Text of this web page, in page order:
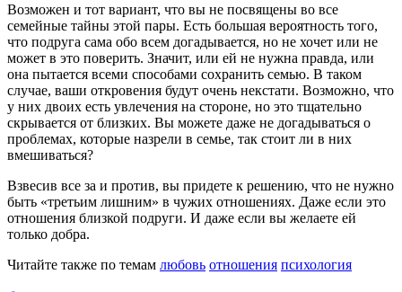
Возможен и тот вариант, что вы не посвящены во все
семейные тайны этой пары. Есть большая вероятность того,
что подруга сама обо всем догадывается, но не хочет или не
может в это поверить. Значит, или ей не нужна правда, или
она пытается всеми способами сохранить семью. В таком
случае, ваши откровения будут очень некстати. Возможно, что
у них двоих есть увлечения на стороне, но это тщательно
скрывается от близких. Вы можете даже не догадываться о
проблемах, которые назрели в семье, так стоит ли в них
вмешиваться?
Взвесив все за и против, вы придете к решению, что не нужно
быть «третьим лишним» в чужих отношениях. Даже если это
отношения близкой подруги. И даже если вы желаете ей
только добра.
Читайте также по темам любовь отношения психология